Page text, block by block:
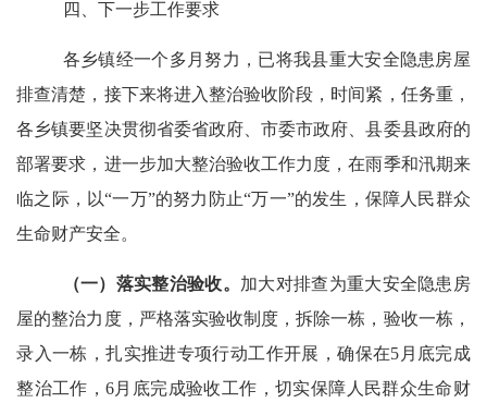
四、下一步工作要求
各乡镇经一个多月努力，已将我县重大安全隐患房屋
排查清楚，接下来将进入整治验收阶段，时间紧，任务重，
各乡镇要坚决贯彻省委省政府、市委市政府、县委县政府的
部署要求，进一步加大整治验收工作力度，在雨季和汛期来
临之际，以“一万”的努力防止“万一”的发生，保障人民群众
生命财产安全。
（一） 落实整治验收。 加大对排查为重大安全隐患房
屋的整治力度，严格落实验收制度，拆除一栋，验收一栋，
录入一栋，扎实推进专项行动工作开展，确保在5月底完成
整治工作，6月底完成验收工作， 切实保障 人民群众生命财